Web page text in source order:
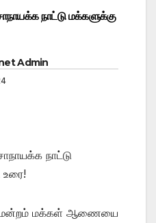
நாட்டு மக்களுக்கு
Admin
நாட்டு
உரை!
மக்கள் ஆணையை